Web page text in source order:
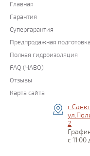
Главная
Гарантия
Супергарантия
Предпродажная подготовка
Полная гидроизоляция
FAQ (ЧАВО)
Отзывы
Карта сайта
2
с